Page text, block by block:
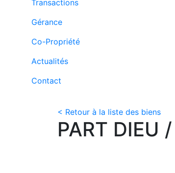
Transactions
Gérance
Co-Propriété
Actualités
Contact
< Retour à la liste des biens
PART DIEU